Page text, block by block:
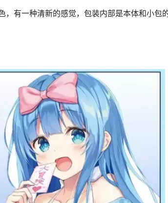
，有一种清新的感觉，包装内部是本体和小包